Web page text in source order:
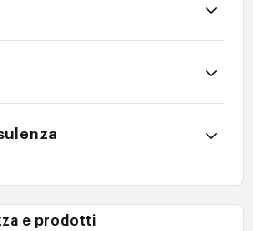
e prodotti